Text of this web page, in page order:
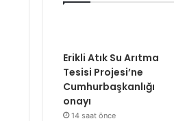
Erikli Atık Su Arıtma
Tesisi Projesi’ne
Cumhurbaşkanlığı
onayı
14 saat önce